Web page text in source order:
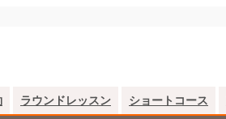
ラウンドレッスン ショートコース